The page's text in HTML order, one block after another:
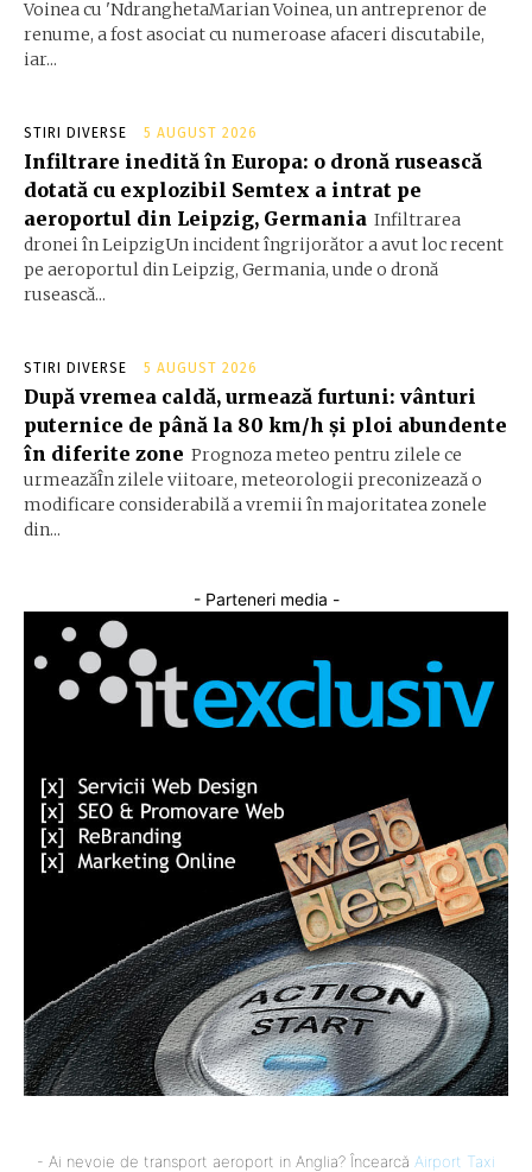
Voinea cu 'NdranghetaMarian Voinea, un antreprenor de
renume, a fost asociat cu numeroase afaceri discutabile,
iar...
STIRI DIVERSE 5 AUGUST 2026
Infiltrare inedită în Europa: o dronă rusească
dotată cu explozibil Semtex a intrat pe
aeroportul din Leipzig, Germania Infiltrarea
dronei în LeipzigUn incident îngrijorător a avut loc recent
pe aeroportul din Leipzig, Germania, unde o dronă
rusească...
STIRI DIVERSE 5 AUGUST 2026
După vremea caldă, urmează furtuni: vânturi
puternice de până la 80 km/h și ploi abundente
în diferite zone Prognoza meteo pentru zilele ce
urmeazăÎn zilele viitoare, meteorologii preconizează o
modificare considerabilă a vremii în majoritatea zonele
din...
- Parteneri media -
- Ai nevoie de transport aeroport in Anglia? Încearcă Airport Taxi